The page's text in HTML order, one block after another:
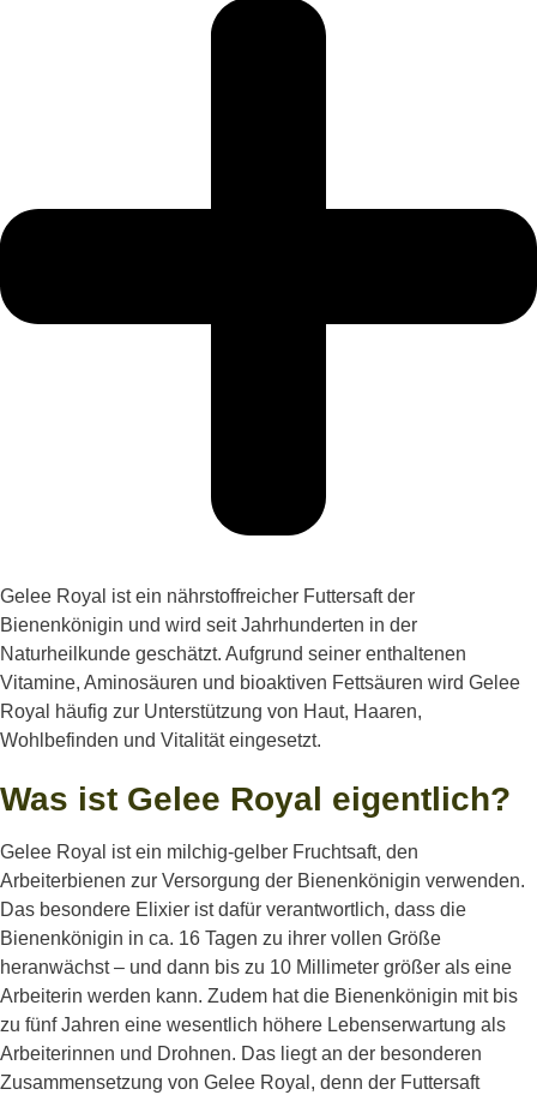
Gelee Royal ist ein nährstoffreicher Futtersaft der
Bienenkönigin und wird seit Jahrhunderten in der
Naturheilkunde geschätzt. Aufgrund seiner enthaltenen
Vitamine, Aminosäuren und bioaktiven Fettsäuren wird Gelee
Royal häufig zur Unterstützung von Haut, Haaren,
Wohlbefinden und Vitalität eingesetzt.
Was ist Gelee Royal eigentlich?
Gelee Royal ist ein milchig-gelber Fruchtsaft, den
Arbeiterbienen zur Versorgung der Bienenkönigin verwenden.
Das besondere Elixier ist dafür verantwortlich, dass die
Bienenkönigin in ca. 16 Tagen zu ihrer vollen Größe
heranwächst – und dann bis zu 10 Millimeter größer als eine
Arbeiterin werden kann. Zudem hat die Bienenkönigin mit bis
zu fünf Jahren eine wesentlich höhere Lebenserwartung als
Arbeiterinnen und Drohnen. Das liegt an der besonderen
Zusammensetzung von Gelee Royal, denn der Futtersaft